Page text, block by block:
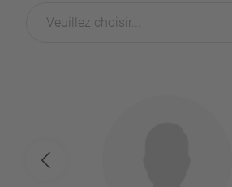
Veuillez choisir...